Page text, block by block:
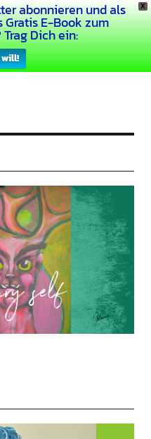
X
abonnieren und als
E-Book zum
Dich ein:
will!